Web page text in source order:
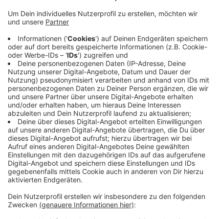
ernüchterndes Fazit für das 3. Adventswochenende.
Bei 90 Prozent der befragten Händler der Region
Aachen/Düren/Köln waren die Umsätze im Vergleich
zum zweiten Adventswochenende gleich oder
niedriger. Und das, obwohl das dritte
Adventswochenende eigentlich immer das stärkste
Wochenende der Vorweihnachtszeit war, sagt der
NRW-Handelsverband für unsere Region.
Eine der wenigen Ausnahmen war der Aachener
Weihnachtsmarkt. Hier waren die meisten Händler
zufrieden mit ihrem Wochenende.
Anzeige